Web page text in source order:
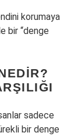
korumaya
bir “denge
sadece
bir denge